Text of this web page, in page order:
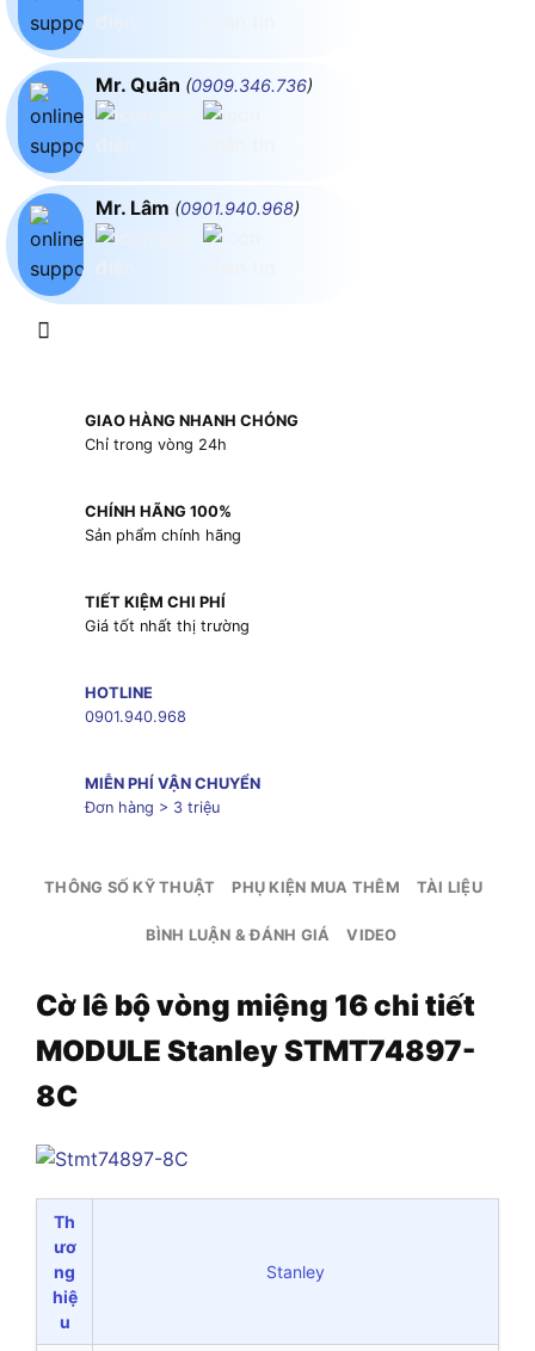
Mr. Quân (0909.346.736)
Mr. Lâm (0901.940.968)
GIAO HÀNG NHANH CHÓNG
Chỉ trong vòng 24h
CHÍNH HÃNG 100%
Sản phẩm chính hãng
TIẾT KIỆM CHI PHÍ
Giá tốt nhất thị trường
HOTLINE
0901.940.968
MIỄN PHÍ VẬN CHUYỂN
Đơn hàng > 3 triệu
THÔNG SỐ KỸ THUẬT PHỤ KIỆN MUA THÊM TÀI LIỆU
BÌNH LUẬN & ĐÁNH GIÁ VIDEO
Cờ lê bộ vòng miệng 16 chi tiết
MODULE Stanley STMT74897-
8C
Th
ươ
ng
hiệ
u
Stanley